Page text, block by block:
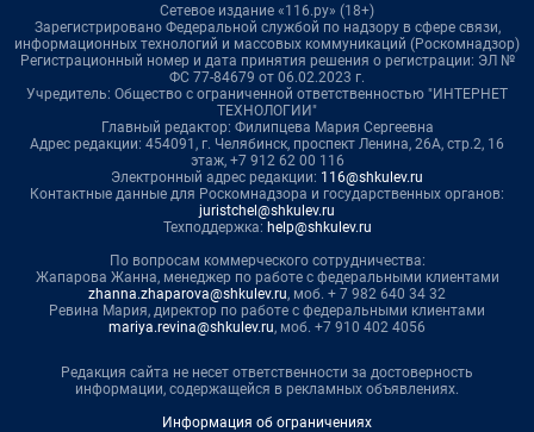
Сетевое издание «116.ру» (18+)
Зарегистрировано Федеральной службой по надзору в сфере связи,
информационных технологий и массовых коммуникаций (Роскомнадзор)
Регистрационный номер и дата принятия решения о регистрации: ЭЛ №
ФС 77-84679 от 06.02.2023 г.
Учредитель: Общество с ограниченной ответственностью "ИНТЕРНЕТ
ТЕХНОЛОГИИ"
Главный редактор: Филипцева Мария Сергеевна
Адрес редакции: 454091, г. Челябинск, проспект Ленина, 26А, стр.2, 16
этаж, +7 912 62 00 116
Электронный адрес редакции: 116@shkulev.ru
Контактные данные для Роскомнадзора и государственных органов:
juristchel@shkulev.ru
Техподдержка: help@shkulev.ru
По вопросам коммерческого сотрудничества:
Жапарова Жанна, менеджер по работе с федеральными клиентами
zhanna.zhaparova@shkulev.ru, моб. + 7 982 640 34 32
Ревина Мария, директор по работе с федеральными клиентами
mariya.revina@shkulev.ru, моб. +7 910 402 4056
Редакция сайта не несет ответственности за достоверность
информации, содержащейся в рекламных объявлениях.
Информация об ограничениях